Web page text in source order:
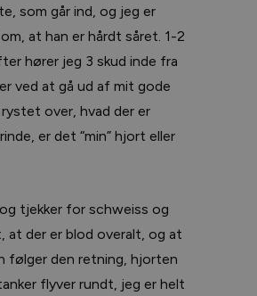
som går ind, og jeg er
at han er hårdt såret. 1-2
hører jeg 3 skud inde fra
ved at gå ud af mit gode
over, hvad der er
er det “min” hjort eller
tjekker for schweiss og
at der er blod overalt, og at
følger den retning, hjorten
flyver rundt, jeg er helt